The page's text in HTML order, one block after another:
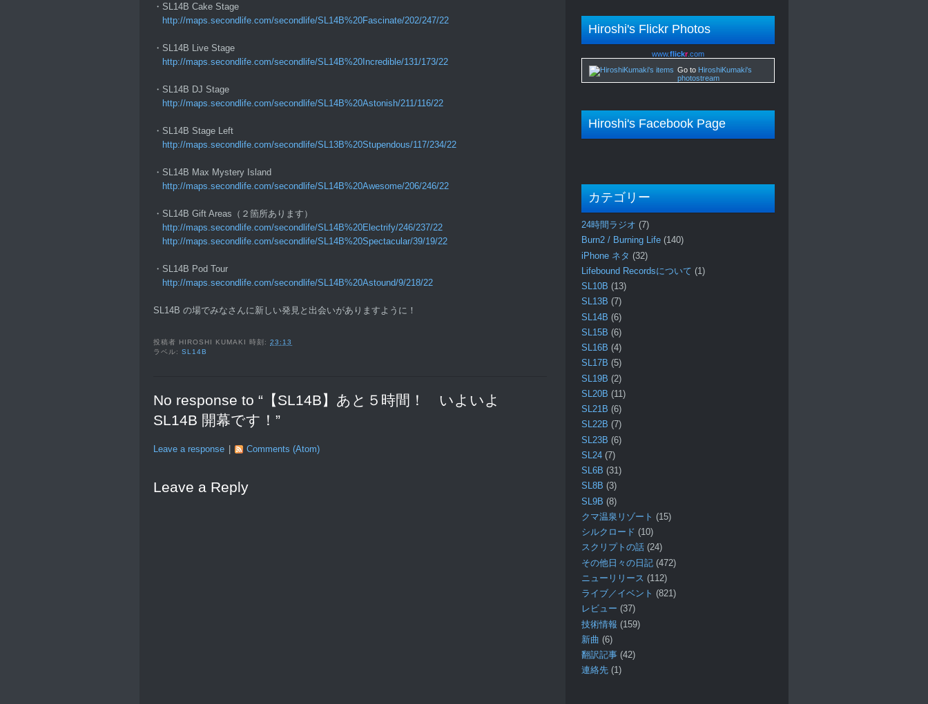
・SL14B Cake Stage
http://maps.secondlife.com/secondlife/SL14B%20Fascinate/202/247/22
・SL14B Live Stage
http://maps.secondlife.com/secondlife/SL14B%20Incredible/131/173/22
・SL14B DJ Stage
http://maps.secondlife.com/secondlife/SL14B%20Astonish/211/116/22
・SL14B Stage Left
http://maps.secondlife.com/secondlife/SL13B%20Stupendous/117/234/22
・SL14B Max Mystery Island
http://maps.secondlife.com/secondlife/SL14B%20Awesome/206/246/22
・SL14B Gift Areas（２箇所あります）
http://maps.secondlife.com/secondlife/SL14B%20Electrify/246/237/22
http://maps.secondlife.com/secondlife/SL14B%20Spectacular/39/19/22
・SL14B Pod Tour
http://maps.secondlife.com/secondlife/SL14B%20Astound/9/218/22
SL14B の場でみなさんに新しい発見と出会いがありますように！
投稿者 HIROSHI KUMAKI 時刻:23:13
ラベル:SL14B
No response to “【SL14B】あと５時間！ いよいよ
SL14B 開幕です！”
Leave a response Comments (Atom)
Leave a Reply
Hiroshi's Flickr Photos
www.flickr .com
Go to HiroshiKumaki's
photostream
Hiroshi's Facebook Page
カテゴリー
24時間ラジオ (7)
Burn2 / Burning Life (140)
iPhone ネタ (32)
Lifebound Recordsについて (1)
SL10B (13)
SL13B (7)
SL14B (6)
SL15B (6)
SL16B (4)
SL17B (5)
SL19B (2)
SL20B (11)
SL21B (6)
SL22B (7)
SL23B (6)
SL24 (7)
SL6B (31)
SL8B (3)
SL9B (8)
クマ温泉リゾート (15)
シルクロード (10)
スクリプトの話 (24)
その他日々の日記 (472)
ニューリリース (112)
ライブ／イベント (821)
レビュー (37)
技術情報 (159)
新曲 (6)
翻訳記事 (42)
連絡先 (1)